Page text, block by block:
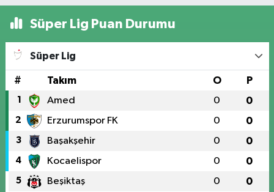
Süper Lig Puan Durumu
Süper Lig
# Takım O P
1 Amed 0 0
2 Erzurumspor FK 0 0
3 Başakşehir 0 0
4 Kocaelispor 0 0
5 Beşiktaş 0 0